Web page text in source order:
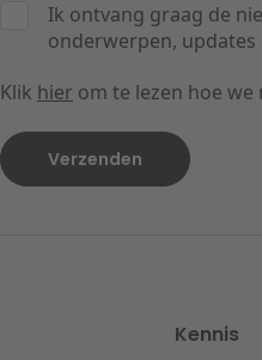
Ik ontvang graag de
onderwerpen, updates
Klik hier om te lezen hoe
Kennis